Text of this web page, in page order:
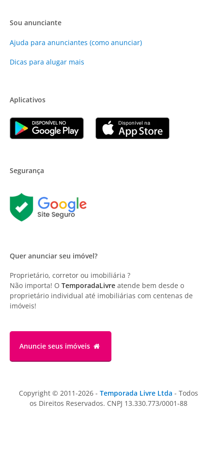
Sou anunciante
Ajuda para anunciantes (como anunciar)
Dicas para alugar mais
Aplicativos
Segurança
Quer anunciar seu imóvel?
Proprietário, corretor ou imobiliária ?
Não importa! O TemporadaLivre atende bem desde o
proprietário individual até imobiliárias com centenas de
imóveis!
Anuncie seus imóveis
Copyright © 2011-2026 - Temporada Livre Ltda - Todos
os Direitos Reservados. CNPJ 13.330.773/0001-88